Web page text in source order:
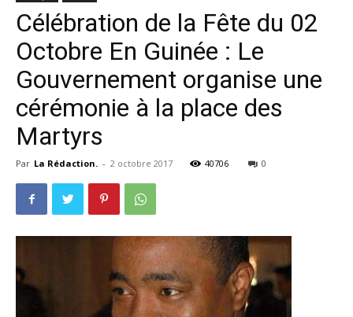
Célébration de la Fête du 02
Octobre En Guinée : Le
Gouvernement organise une
cérémonie à la place des
Martyrs
Par La Rédaction. - 2 octobre 2017 40706 0